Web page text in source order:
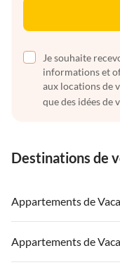
Je souhaite
informations et
aux locations de
que des idées de
Destinations de
Appartements de
Appartements de
Appartements de